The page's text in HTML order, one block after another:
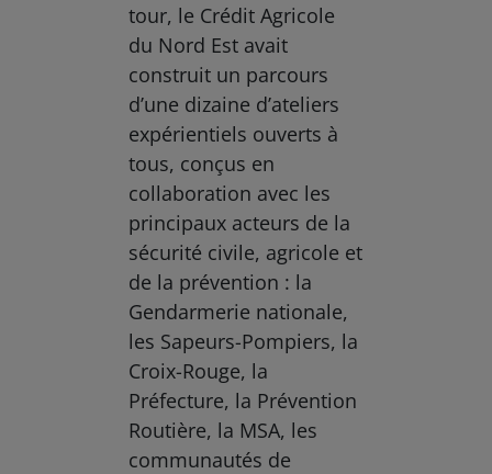
tour, le Crédit Agricole
du Nord Est avait
construit un parcours
d’une dizaine d’ateliers
expérientiels ouverts à
tous, conçus en
collaboration avec les
principaux acteurs de la
sécurité civile, agricole et
de la prévention : la
Gendarmerie nationale,
les Sapeurs-Pompiers, la
Croix-Rouge, la
Préfecture, la Prévention
Routière, la MSA, les
communautés de